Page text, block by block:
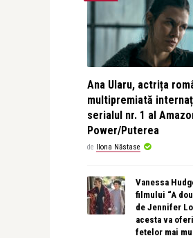
Ana Ularu, actrița
multipremiată
serialul nr. 1 al
Power/Puterea
de Ilona Năstase
Vanessa
filmului “A
de Jennifer
acesta va
fetelor mai